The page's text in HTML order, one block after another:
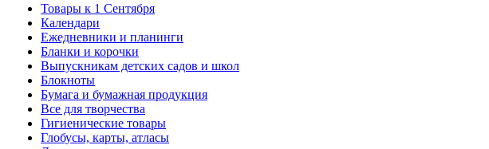
Товары к 1 Сентября
Календари
Ежедневники и планинги
Бланки и корочки
Выпускникам детских садов и школ
Блокноты
Бумага и бумажная продукция
Все для творчества
Гигиенические товары
Глобусы, карты, атласы